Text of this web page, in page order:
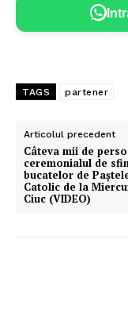
TAGS partener
Articolul precedent
Câteva mii de
ceremonialul de
bucatelor de
Catolic de la
Ciuc (VIDEO)